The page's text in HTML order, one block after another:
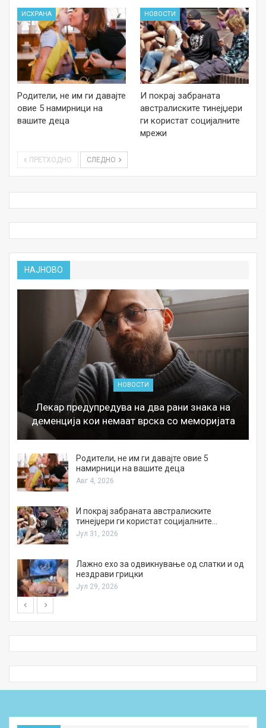
ИСХРАНА
Родители, не им ги давајте
овие 5 намирници на
вашите деца
НОВОСТИ
И покрај забраната
австралиските тинејџери
ги користат социјалните
мрежи
ПРЕТХОДНО СЛЕДНО
НАЈНОВО
НОВОСТИ
Лекар предупредува на два рани знака на
деменција кои немаат врска со меморијата
Родители, не им ги давајте овие 5
намирници на вашите деца
Авг 4, 2026
И покрај забраната австралиските
тинејџери ги користат социјалните…
Јул 31, 2026
Лажно ехо за одвикнување од слатки и од
нездрави грицки
Јул 29, 2026